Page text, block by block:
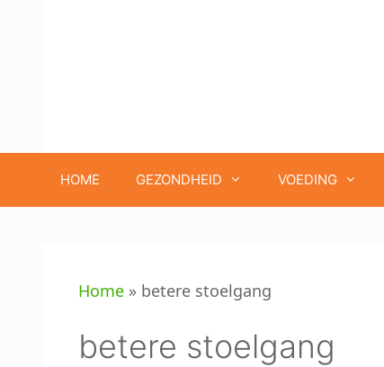
HOME GEZONDHEID VOEDING
Home » betere stoelgang
betere stoelgang